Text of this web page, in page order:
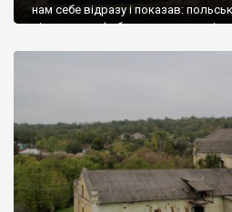
нам себе відразу і показав:
віднести до фабричних, польські